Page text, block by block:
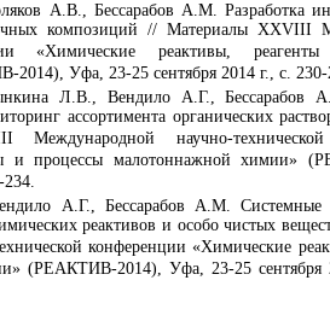
А.В., Бессарабов А.М. Разработка
композиций // Материалы XXVIII
«Химические реактивы,
Уфа, 23-25 сентября 2014 г., с. 230-
Л.В., Вендило А.Г., Бессарабов
ассортимента органических
научно-технической
и процессы малотоннажной химии»
234.
А.Г., Бессарабов А.М. Системные
реактивов и особо чистых
конференции «Химические
(РЕАКТИВ-2014), Уфа, 23-25 сентября